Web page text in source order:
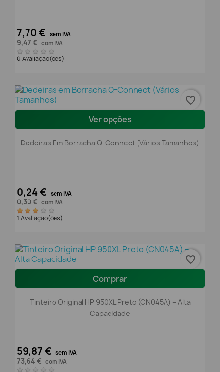
7,70 € sem IVA
9,47 € com IVA
0 Avaliação(ões)
Ver opções
Dedeiras Em Borracha Q-Connect (Vários Tamanhos)
0,24 € sem IVA
0,30 € com IVA
1 Avaliação(ões)
favorite_border
Comprar
Tinteiro Original HP 950XL Preto (CN045A) – Alta
Capacidade
59,87 € sem IVA
73,64 € com IVA
favorite_border